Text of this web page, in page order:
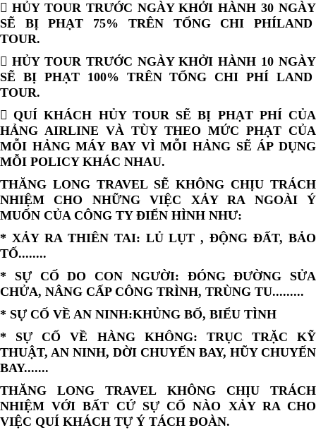
 HỦY TOUR TRƯỚC NGÀY KHỞI HÀNH 30 NGÀY
SẼ BỊ PHẠT 75% TRÊN TỔNG CHI PHÍLAND
TOUR.
 HỦY TOUR TRƯỚC NGÀY KHỞI HÀNH 10 NGÀY
SẼ BỊ PHẠT 100% TRÊN TỔNG CHI PHÍ LAND
TOUR.
 QUÍ KHÁCH HỦY TOUR SẼ BỊ PHẠT PHÍ CỦA
HẢNG AIRLINE VÀ TÙY THEO MỨC PHẠT CỦA
MỖI HẢNG MÁY BAY VÌ MỖI HẢNG SẼ ÁP DỤNG
MỖI POLICY KHÁC NHAU.
THĂNG LONG TRAVEL SẼ KHÔNG CHỊU TRÁCH
NHIỆM CHO NHỮNG VIỆC XẢY RA NGOÀI Ý
MUỐN CỦA CÔNG TY ĐIỂN HÌNH NHƯ:
* XẢY RA THIÊN TAI: LỦ LỤT , ĐỘNG ĐẤT, BẢO
TỐ........
* SỰ CỐ DO CON NGƯỜI: ĐÓNG ĐƯỜNG SỬA
CHỬA, NÂNG CẤP CÔNG TRÌNH, TRÙNG TU.........
* SỰ CỐ VỀ AN NINH:KHỦNG BỐ, BIỂU TÌNH
* SỰ CỐ VỀ HÀNG KHÔNG: TRỤC TRẶC KỸ
THUẬT, AN NINH, DỜI CHUYẾN BAY, HŨY CHUYẾN
BAY.......
THĂNG LONG TRAVEL KHÔNG CHỊU TRÁCH
NHIỆM VỚI BẤT CỨ SỰ CỐ NÀO XẢY RA CHO
VIỆC QUÍ KHÁCH TỰ Ý TÁCH ĐOÀN.